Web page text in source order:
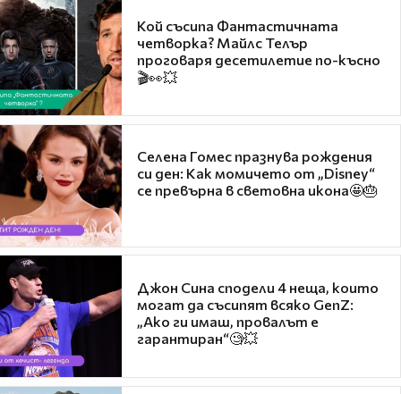
Кой съсипа Фантастичната
четворка? Майлс Телър
проговаря десетилетие по-късно
🎬👀💥
Селена Гомес празнува рождения
си ден: Как момичето от „Disney“
се превърна в световна икона🤩🎂
Джон Сина сподели 4 неща, които
могат да съсипят всяко GenZ:
„Ако ги имаш, провалът е
гарантиран“🧐💥